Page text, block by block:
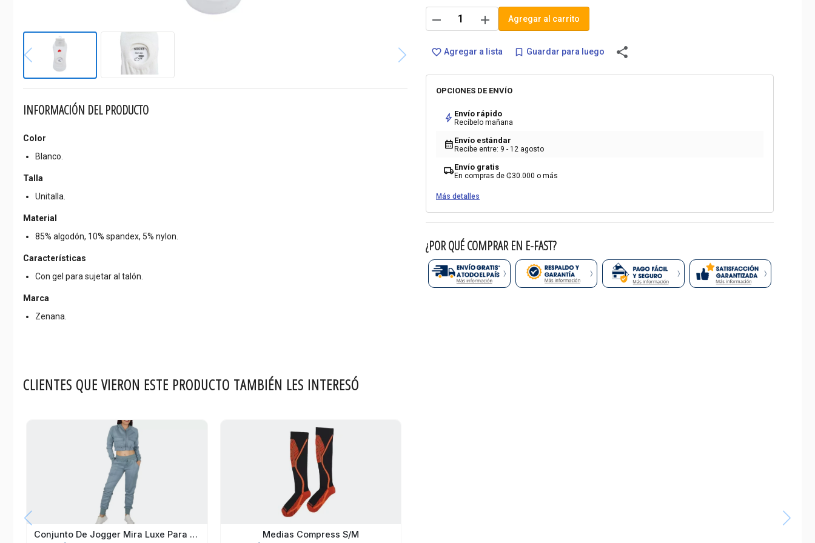
INFORMACIÓN DEL PRODUCTO
Color
Blanco.
Talla
Unitalla.
Material
85% algodón, 10% spandex, 5% nylon.
Características
Con gel para sujetar al talón.
Marca
Zenana.
remove add Agregar al carrito
favorite_border Agregar a lista bookmark_border Guardar para luego share
OPCIONES DE ENVÍO
bolt Envío rápido
Recíbelo mañana
calendar_month Envío estándar
Recibe entre: 9 - 12 agosto
local_shippingEnvío gratis
En compras de ₡30.000 o más
Más detalles
¿POR QUÉ COMPRAR EN E-FAST?
CLIENTES QUE VIERON ESTE PRODUCTO TAMBIÉN LES INTERESÓ
Conjunto De Jogger Mira Luxe Para Mujer Medias Compress S/m